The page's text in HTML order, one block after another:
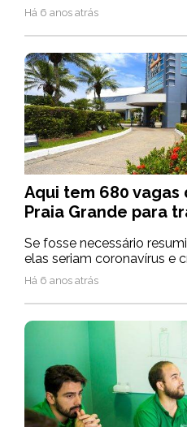
Há 6 anos atrás
Aqui tem 680
Praia Grande para
Se fosse necessário
elas seriam coronavírus e
Há 6 anos atrás